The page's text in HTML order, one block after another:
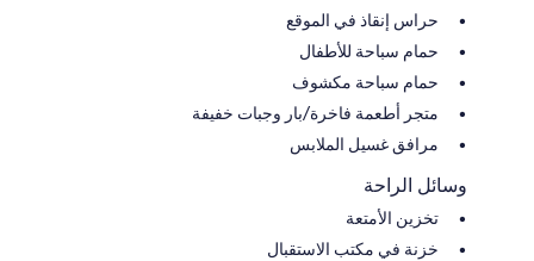
حراس إنقاذ في الموقع
حمام سباحة للأطفال
حمام سباحة مكشوف
متجر أطعمة فاخرة/بار وجبات خفيفة
مرافق غسيل الملابس
وسائل الراحة
تخزين الأمتعة
خزنة في مكتب الاستقبال